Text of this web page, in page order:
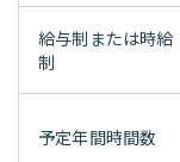
給与制または時給
制
予定年間時間数